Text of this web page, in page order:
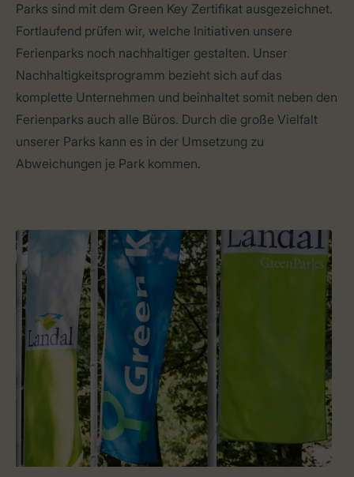
Parks sind mit dem Green Key Zertifikat ausgezeichnet.
Fortlaufend prüfen wir, welche Initiativen unsere
Ferienparks noch nachhaltiger gestalten. Unser
Nachhaltigkeitsprogramm bezieht sich auf das
komplette Unternehmen und beinhaltet somit neben den
Ferienparks auch alle Büros. Durch die große Vielfalt
unserer Parks kann es in der Umsetzung zu
Abweichungen je Park kommen.